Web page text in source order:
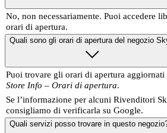
No, non necessariamente. Puoi accedere
orari di apertura.
Quali sono gli orari di apertura del negozio
Puoi trovare gli orari di apertura aggiornati
Store Info – Orari di apertura.
Se l’informazione per alcuni Rivenditori
consigliamo di verificarla su Google.
Quali servizi posso trovare in questo